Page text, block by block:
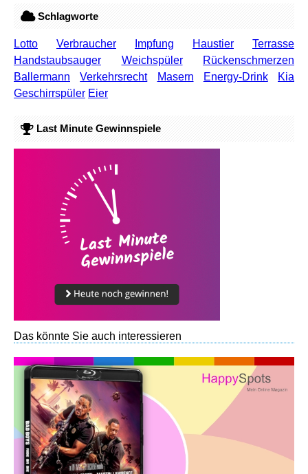
Schlagworte
Lotto Verbraucher Impfung Haustier
Terrasse
Handstaubsauger
Weichspüler
Rückenschmerzen
Ballermann
Verkehrsrecht Masern Energy-Drink
Kia
Geschirrspüler Eier
Last Minute Gewinnspiele
Das könnte Sie auch interessieren